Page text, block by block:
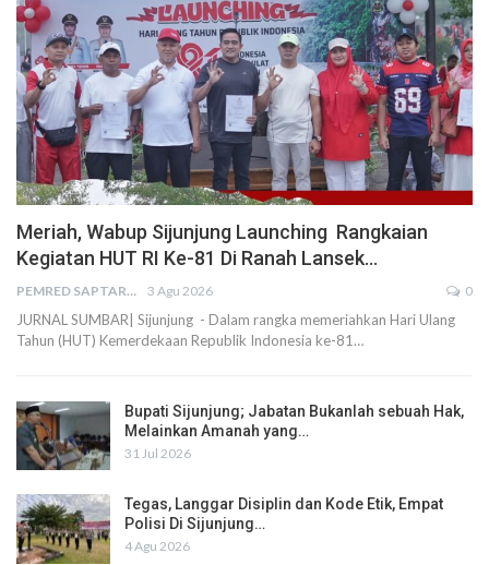
Meriah, Wabup Sijunjung Launching Rangkaian
Kegiatan HUT RI Ke-81 Di Ranah Lansek…
PEMRED SAPTARIUS 3 Agu 2026 0
JURNAL SUMBAR| Sijunjung - Dalam rangka memeriahkan Hari Ulang
Tahun (HUT) Kemerdekaan Republik Indonesia ke-81…
Bupati Sijunjung; Jabatan Bukanlah sebuah Hak,
Melainkan Amanah yang…
31 Jul 2026
Tegas, Langgar Disiplin dan Kode Etik, Empat
Polisi Di Sijunjung…
4 Agu 2026